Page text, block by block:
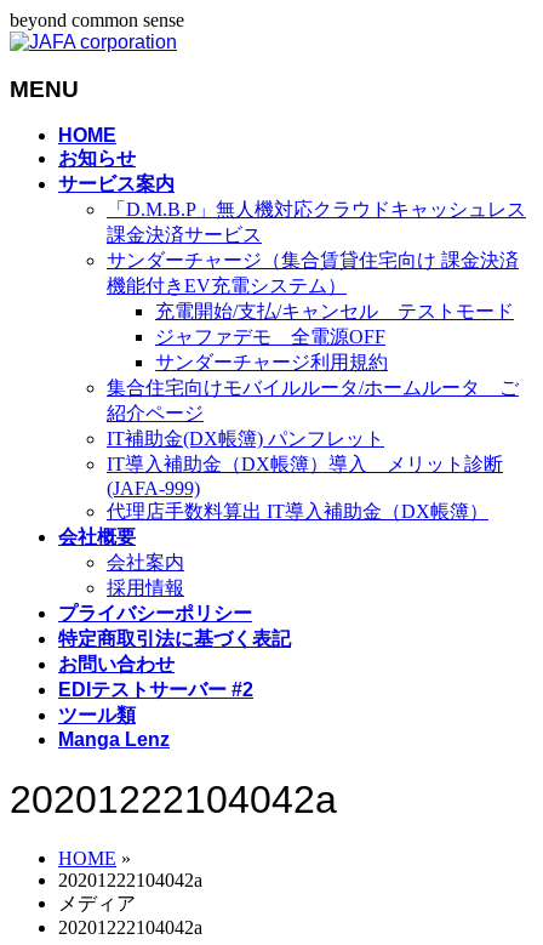
beyond common sense
MENU
HOME
お知らせ
サービス案内
「D.M.B.P」無人機対応クラウドキャッシュレス
課金決済サービス
サンダーチャージ（集合賃貸住宅向け 課金決済
機能付きEV充電システム）
充電開始/支払/キャンセル テストモード
ジャファデモ 全電源OFF
サンダーチャージ利用規約
集合住宅向けモバイルルータ/ホームルータ ご
紹介ページ
IT補助金(DX帳簿) パンフレット
IT導入補助金（DX帳簿）導入 メリット診断
(JAFA-999)
代理店手数料算出 IT導入補助金（DX帳簿）
会社概要
会社案内
採用情報
プライバシーポリシー
特定商取引法に基づく表記
お問い合わせ
EDIテストサーバー #2
ツール類
Manga Lenz
20201222104042a
HOME »
20201222104042a
メディア
20201222104042a